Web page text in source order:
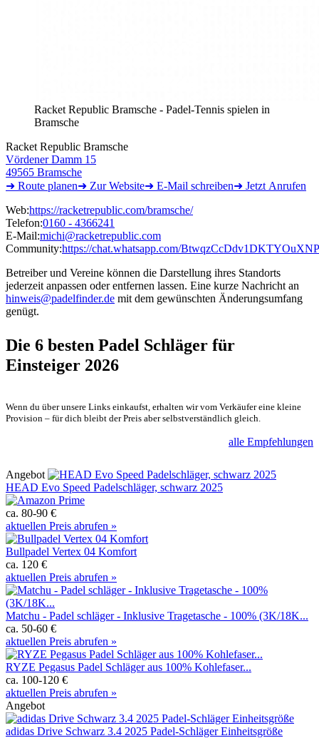
Racket Republic Bramsche - Padel-Tennis spielen in
Bramsche
Racket Republic Bramsche
Vördener Damm 15
49565 Bramsche
➜ Route planen➜ ZurWebsite➜ E-Mail schreiben➜ Jetzt Anrufen
Web:https://racketrepublic.com/bramsche/
Telefon:0160 - 4366241
E-Mail:michi@racketrepublic.com
Community:https://chat.whatsapp.com/
Betreiber und Vereine können die Darstellung ihres Standorts
jederzeit anpassen oder entfernen lassen. Eine kurze Nachricht an
hinweis@padelfinder.de mit dem gewünschten Änderungsumfang
genügt.
Die 6 besten Padel Schläger für
Einsteiger 2026
Wenn du über unsere Links einkaufst, erhalten wir vom Verkäufer eine kleine
Provision – für dich bleibt der Preis aber selbstverständlich gleich.
alle Empfehlungen
Angebot
HEAD Evo Speed Padelschläger, schwarz 2025
ca. 80-90 €
aktuellen Preis abrufen »
Bullpadel Vertex 04 Komfort
ca. 120 €
aktuellen Preis abrufen »
Matchu - Padel schläger - Inklusive Tragetasche - 100% (3K/18K...
ca. 50-60 €
aktuellen Preis abrufen »
RYZE Pegasus Padel Schläger aus 100% Kohlefaser...
ca. 100-120 €
aktuellen Preis abrufen »
Angebot
adidas Drive Schwarz 3.4 2025 Padel-Schläger Einheitsgröße